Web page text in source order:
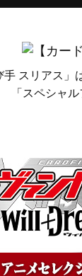
手 スリアス
「スペシャ